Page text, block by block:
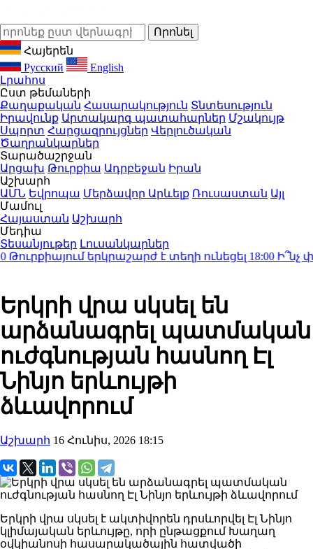
Հայերեն
Русский
English
Լրահոս
Ըստ թեմաների
Քաղաքական Հասարակություն Տնտեսություն
Իրավունք Արտակարգ պատահարներ Մշակույթ
Սպորտ Հարցազրույցներ Վերլուծական
Ծաղրանկարներ
Տարածաշրջան
Արցախ Թուրքիա Ադրբեջան Իրան
Աշխարհ
ԱՄՆ Եվրոպա Մերձավոր Արևելք Ռուսաստան Այլ
Մամուլ
Հայաստան Աշխարհ
Մեդիա
Տեսանյութեր Լուսանկարներ
երկրաշարժ է տեղի ունեցել18:00 Ի՞նչ
Երկրի վրա սկսել են
արձանագրել պատմական
ուժգնության հասնող Էլ
Նինյո երևույթի
ձևավորում
Աշխարհ 16 Հունիս, 2026 18:15
Երկրի վրա սկսել է ակտիվորեն դրսևորվել Էլ Նինյո
կլիմայական երևույթը, որի ընթացքում Խաղաղ
օվկիանոսի հասարակածային հատվածի